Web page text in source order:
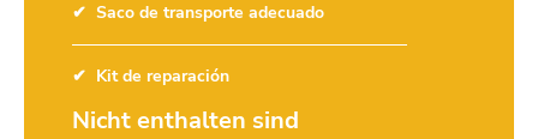
Saco de transporte adecuado
Kit de reparación
Nicht enthalten sind